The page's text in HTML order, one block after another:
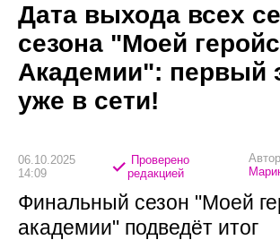
Дата выхода всех
сезона "Моей
Академии": первый
уже в сети!
06.10.2025
14:09
Проверено
редакцией
Финальный сезон "Моей
академии" подведёт итог